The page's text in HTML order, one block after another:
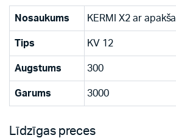
Nosaukums KERMI X2 ar
Tips KV 12
Augstums 300
Garums 3000
Līdzīgas preces